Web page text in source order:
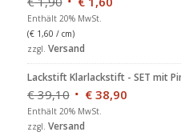
Enthält 20% MwSt.
(€1,60 / cm)
zzgl. Versand
Lackstift Klarlackstift - SET mit
€39,10 €38,90
Enthält 20% MwSt.
zzgl. Versand